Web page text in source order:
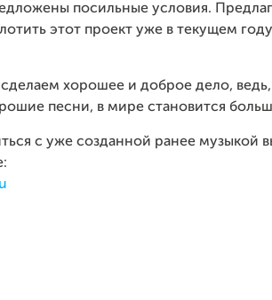
посильные условия.
этот проект уже в текущем
хорошее и доброе дело, ведь,
песни, в мире становится
с уже созданной ранее музыкой